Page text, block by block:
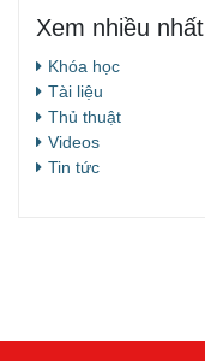
Xem nhiều nhất
Khóa học
Tài liệu
Thủ thuật
Videos
Tin tức